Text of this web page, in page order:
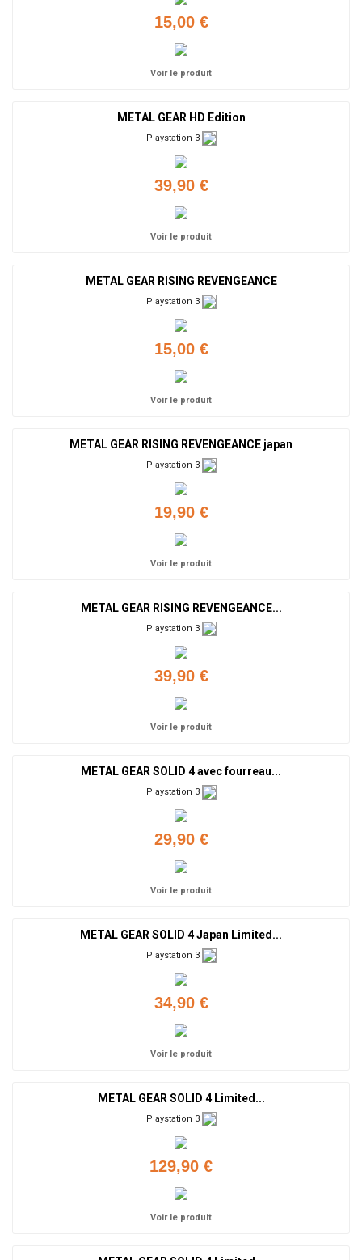
15,00 €
Voir le produit
METAL GEAR HD Edition
Playstation 3
39,90 €
Voir le produit
METAL GEAR RISING REVENGEANCE
Playstation 3
15,00 €
Voir le produit
METAL GEAR RISING REVENGEANCE japan
Playstation 3
19,90 €
Voir le produit
METAL GEAR RISING REVENGEANCE...
Playstation 3
39,90 €
Voir le produit
METAL GEAR SOLID 4 avec fourreau...
Playstation 3
29,90 €
Voir le produit
METAL GEAR SOLID 4 Japan Limited...
Playstation 3
34,90 €
Voir le produit
METAL GEAR SOLID 4 Limited...
Playstation 3
129,90 €
Voir le produit